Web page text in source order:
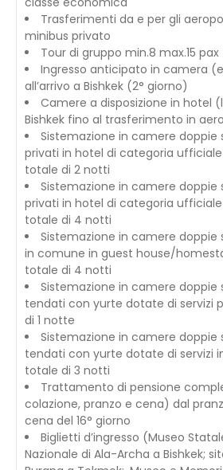
Trasferimenti da e per gli
minibus privato
Tour di gruppo min.8 max.15 pax
Ingresso anticipato in camera
all’arrivo a Bishkek (2° giorno)
Camere a disposizione in hotel
Bishkek fino al trasferimento in
Sistemazione in camere doppie
privati in hotel di categoria
totale di 2 notti
Sistemazione in camere doppie
privati in hotel di categoria
totale di 4 notti
Sistemazione in camere doppie
in comune in guest house/
totale di 4 notti
Sistemazione in camere doppie
tendati con yurte dotate di servizi
di 1 notte
Sistemazione in camere doppie
tendati con yurte dotate di servizi
totale di 3 notti
Trattamento di pensione
colazione, pranzo e cena) dal
cena del 16° giorno
Biglietti d’ingresso (Museo
Nazionale di Ala-Archa a Bishkek;